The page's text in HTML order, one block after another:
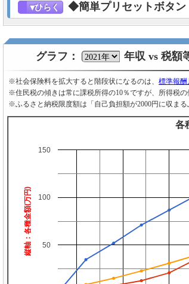
▼ひらく ◆簡単プリセットボタン
グラフ： 年収 vs 税額
※社会保険料を拡大すると階段状になるのは、 標準報酬
※住民税の傾きは常に課税所得の10％ですが、所得税の
※ふるさと納税限度額は「自己負担額が2000円に収まる
各種金額
50
100
150
縦軸：各種金額(万円)